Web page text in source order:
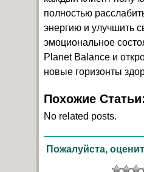
полностью
энергию и улучшить
эмоциональное
Planet Balance и
новые горизонты
Похожие Статьи:
No related posts.
Пожалуйста,